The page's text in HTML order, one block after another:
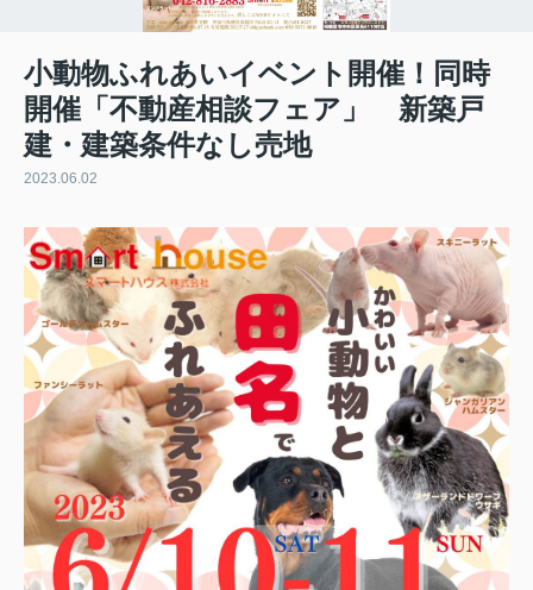
小動物ふれあいイベント開催！同時
開催「不動産相談フェア」 新築戸
建・建築条件なし売地
2023.06.02